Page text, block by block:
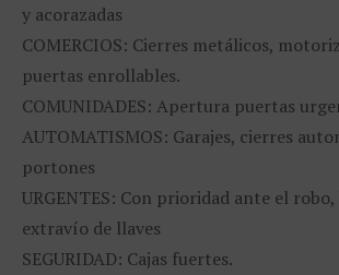
y acorazadas
COMERCIOS: Cierres metálicos,
puertas enrollables.
COMUNIDADES: Apertura puertas
AUTOMATISMOS: Garajes, cierres
portones
URGENTES: Con prioridad ante el
extravío de llaves
SEGURIDAD: Cajas fuertes.